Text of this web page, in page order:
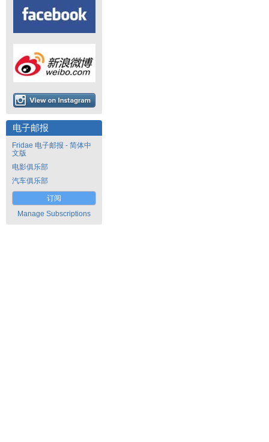
电子邮报
Fridae 电子邮报 - 简体中
文版
电影俱乐部
汽车俱乐部
订阅
Manage Subscriptions